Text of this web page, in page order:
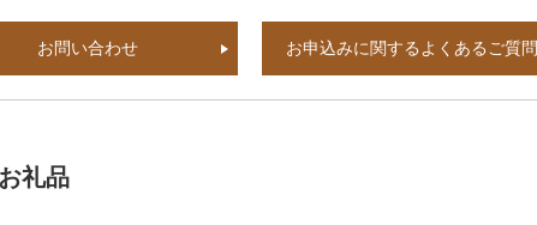
お問い合わせ お申込みに関するよくあるご質問
礼品